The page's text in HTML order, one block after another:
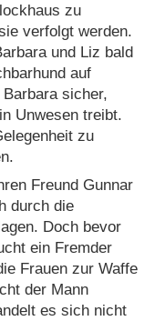
zu
verfolgt werden.
und Liz bald
auf
sicher,
Unwesen treibt.
zu
Freund Gunnar
durch die
Doch bevor
ein Fremder
Frauen zur Waffe
der Mann
es sich nicht